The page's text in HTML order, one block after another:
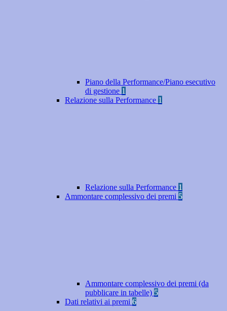
Piano della Performance/Piano esecutivo
di gestione 1
Relazione sulla Performance 1
Relazione sulla Performance 1
Ammontare complessivo dei premi 5
Ammontare complessivo dei premi (da
pubblicare in tabelle) 5
Dati relativi ai premi 6